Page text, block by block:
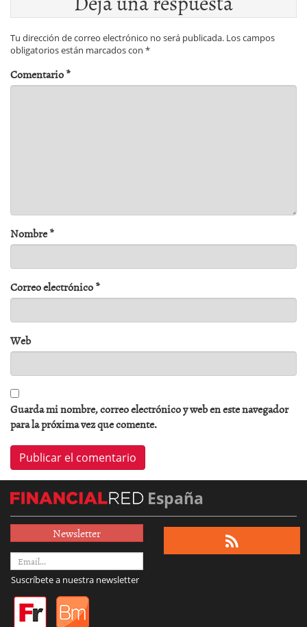
Tu dirección de correo electrónico no será publicada. Los campos
obligatorios están marcados con *
Comentario*
Nombre*
Correo electrónico*
Web
Guarda mi nombre, correo electrónico y web en este navegador
para la próxima vez que comente.
España
Newsletter
Suscríbete a nuestra newsletter